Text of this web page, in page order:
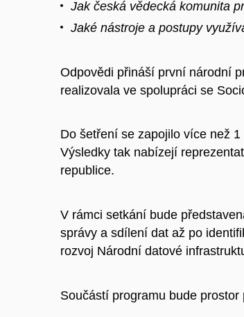
Jak česká vědecká komunita
Jaké nástroje a postupy
Odpovědi přináší první národní
realizovala ve spolupráci se
Do šetření se zapojilo více než
Výsledky tak nabízejí
republice.
V rámci setkání bude
správy a sdílení dat až po
rozvoj Národní datové
Součástí programu bude prostor